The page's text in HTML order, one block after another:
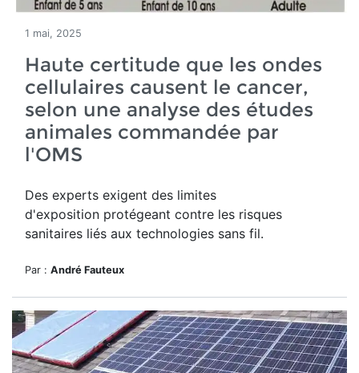
1 mai, 2025
Haute certitude que les ondes
cellulaires causent le cancer,
selon une analyse des études
animales commandée par
l'OMS
Des experts exigent des limites
d'exposition protégeant contre les risques
sanitaires liés aux technologies sans fil.
Par : André Fauteux